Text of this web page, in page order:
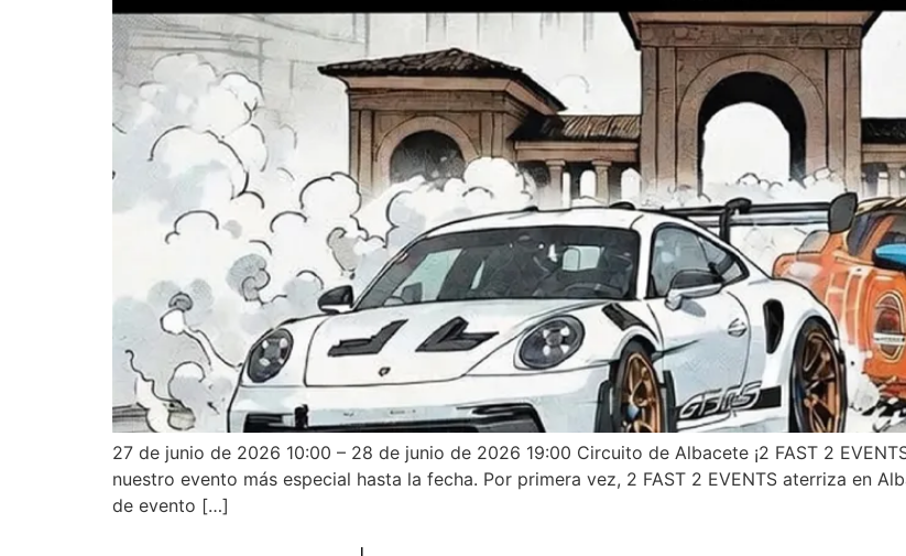
27 de junio de 2026 10:00 – 28 de junio de 2026 19:00 Circuito de Albacete ¡2 FAST 2
nuestro evento más especial hasta la fecha. Por primera vez, 2 FAST 2 EVENTS aterriza en
de evento […]